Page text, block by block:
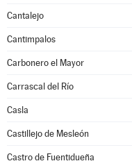
Cantalejo
Cantimpalos
Carbonero el Mayor
Carrascal del Río
Casla
Castillejo de Mesleón
Castro de Fuentidueña